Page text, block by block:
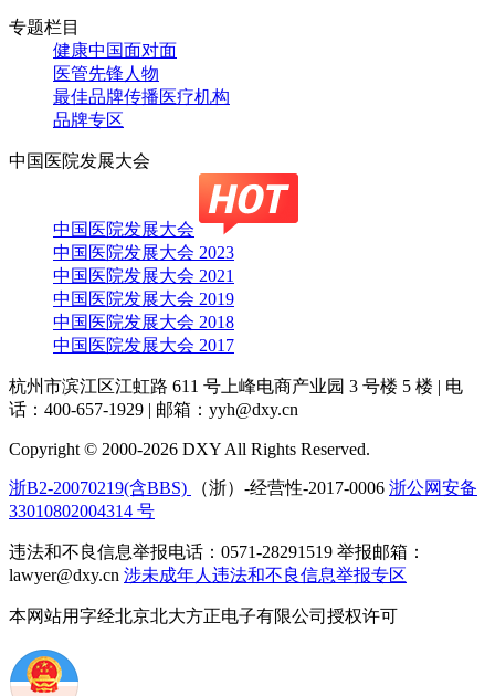
专题栏目
健康中国面对面
医管先锋人物
最佳品牌传播医疗机构
品牌专区
中国医院发展大会
中国医院发展大会
中国医院发展大会 2023
中国医院发展大会 2021
中国医院发展大会 2019
中国医院发展大会 2018
中国医院发展大会 2017
杭州市滨江区江虹路 611 号上峰电商产业园 3 号楼 5 楼 | 电
话：400-657-1929 | 邮箱：yyh@dxy.cn
Copyright © 2000-2026 DXY All Rights Reserved.
浙B2-20070219(含BBS) （浙）-经营性-2017-0006 浙公网安备
33010802004314 号
违法和不良信息举报电话：0571-28291519 举报邮箱：
lawyer@dxy.cn 涉未成年人违法和不良信息举报专区
本网站用字经北京北大方正电子有限公司授权许可